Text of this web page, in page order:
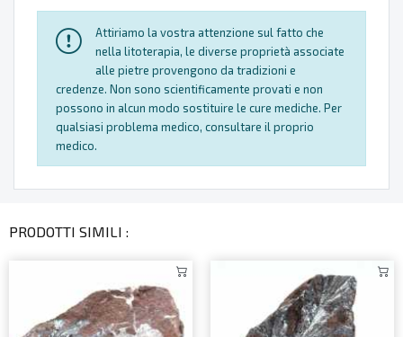
Attiriamo la vostra attenzione sul fatto che
nella litoterapia, le diverse proprietà associate
alle pietre provengono da tradizioni e
credenze. Non sono scientificamente provati e non
possono in alcun modo sostituire le cure mediche. Per
qualsiasi problema medico, consultare il proprio
medico.
PRODOTTI SIMILI :